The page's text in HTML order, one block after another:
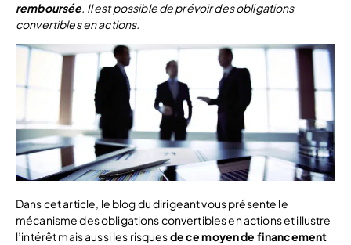
remboursée. Il est possible de prévoir des obligations
convertibles en actions.
Dans cet article, le blog du dirigeant vous présente le
mécanisme des obligations convertibles en actions et illustre
l’intérêt mais aussi les risquesde ce moyen de financement